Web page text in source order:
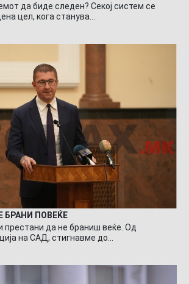
да биде следен? Секој систем се
цел, кога станува…
БРАНИ ПОВЕЌЕ
престани да не браниш веќе. Од
на САД, стигнавме до…